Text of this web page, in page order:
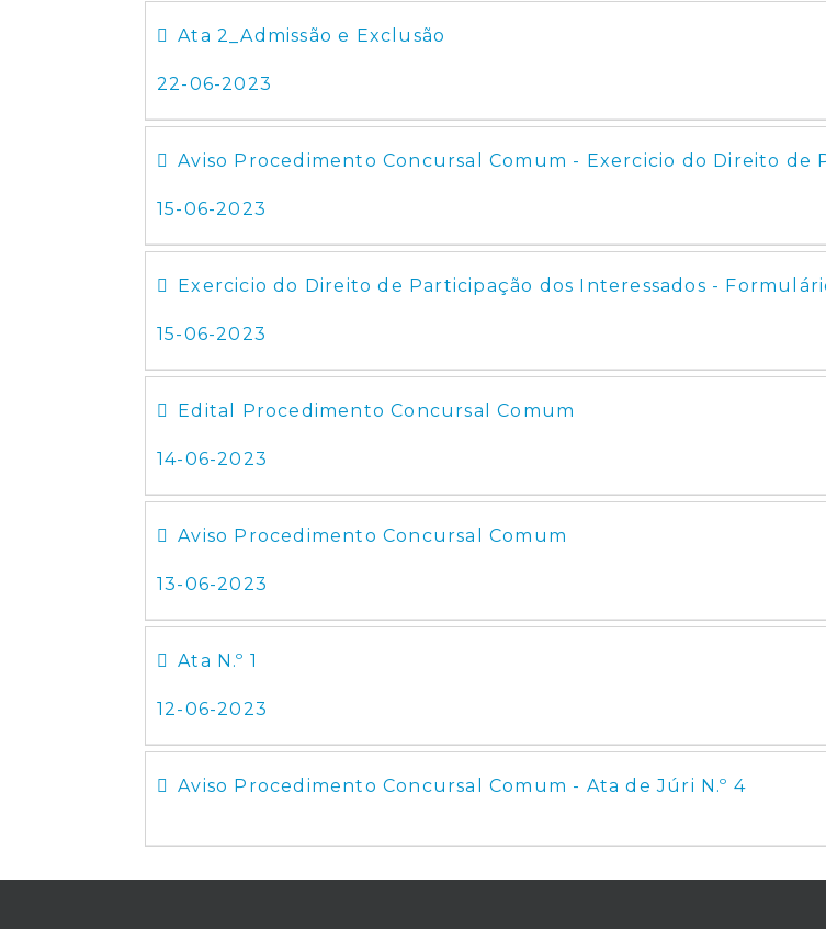
Ata 2_Admissão e Exclusão
22-06-2023
Aviso Procedimento Concursal Comum - Exercicio do Direito de
15-06-2023
Exercicio do Direito de Participação dos Interessados -
15-06-2023
Edital Procedimento Concursal Comum
14-06-2023
Aviso Procedimento Concursal Comum
13-06-2023
Ata N.º 1
12-06-2023
Aviso Procedimento Concursal Comum - Ata de Júri N.º 4